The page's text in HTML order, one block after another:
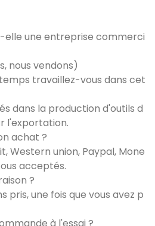
elle une entreprise commerci
nous vendons)
travaillez-vous dans cet
dans la production d'outils d
l'exportation.
achat ?
Western union, Paypal, Mone
acceptés.
?
pris, une fois que vous avez p